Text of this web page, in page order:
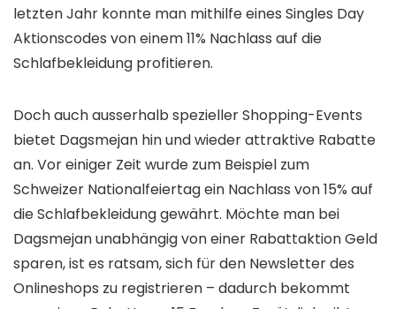
letzten Jahr konnte man mithilfe eines Singles Day
Aktionscodes von einem 11% Nachlass auf die
Schlafbekleidung profitieren.
Doch auch ausserhalb spezieller Shopping-Events
bietet Dagsmejan hin und wieder attraktive Rabatte
an. Vor einiger Zeit wurde zum Beispiel zum
Schweizer Nationalfeiertag ein Nachlass von 15% auf
die Schlafbekleidung gewährt. Möchte man bei
Dagsmejan unabhängig von einer Rabattaktion Geld
sparen, ist es ratsam, sich für den Newsletter des
Onlineshops zu registrieren – dadurch bekommt